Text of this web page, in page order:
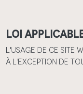
Loi
L'usage de ce site
à l'exception de